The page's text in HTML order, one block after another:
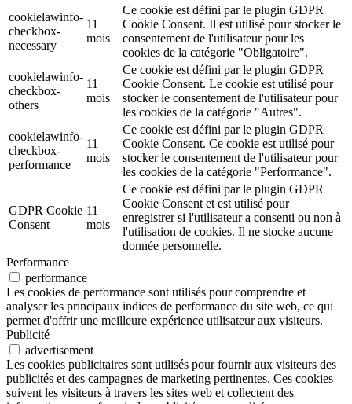
cookielawinfo-
checkbox-
necessary
11
mois
Ce cookie est défini par le plugin GDPR
Cookie Consent. Il est utilisé pour stocker le
consentement de l'utilisateur pour les
cookies de la catégorie "Obligatoire".
cookielawinfo-
checkbox-
others
11
mois
Ce cookie est défini par le plugin GDPR
Cookie Consent. Le cookie est utilisé pour
stocker le consentement de l'utilisateur pour
les cookies de la catégorie "Autres".
cookielawinfo-
checkbox-
performance
11
mois
Ce cookie est défini par le plugin GDPR
Cookie Consent. Ce cookie est utilisé pour
stocker le consentement de l'utilisateur pour
les cookies de la catégorie "Performance".
GDPR Cookie
Consent
11
mois
Ce cookie est défini par le plugin GDPR
Cookie Consent et est utilisé pour
enregistrer si l'utilisateur a consenti ou non à
l'utilisation de cookies. Il ne stocke aucune
donnée personnelle.
Performance
performance
Les cookies de performance sont utilisés pour comprendre et
analyser les principaux indices de performance du site web, ce qui
permet d'offrir une meilleure expérience utilisateur aux visiteurs.
Publicité
advertisement
Les cookies publicitaires sont utilisés pour fournir aux visiteurs des
publicités et des campagnes de marketing pertinentes. Ces cookies
suivent les visiteurs à travers les sites web et collectent des